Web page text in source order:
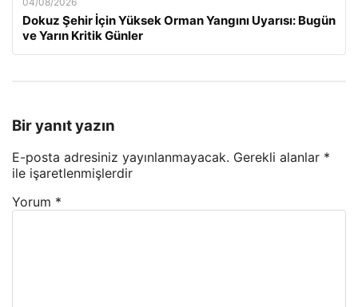
Dokuz Şehir İçin Yüksek Orman Yangını Uyarısı: Bugün
ve Yarın Kritik Günler
Bir yanıt yazın
E-posta adresiniz yayınlanmayacak. Gerekli alanlar *
ile işaretlenmişlerdir
Yorum *